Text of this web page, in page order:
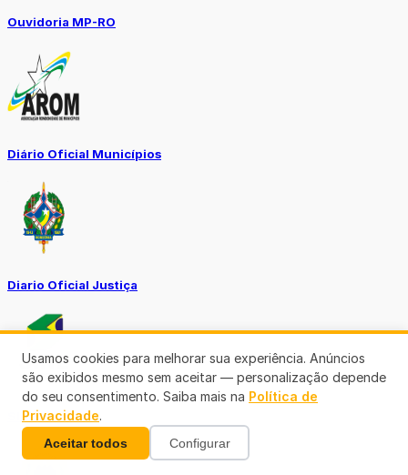
Ouvidoria MP-RO
Diário Oficial Municípios
Diario Oficial Justiça
SINE Municipal
Usamos cookies para melhorar sua experiência. Anúncios
são exibidos mesmo sem aceitar — personalização depende
do seu consentimento. Saiba mais na Política de
Privacidade.
Aceitar todos Configurar